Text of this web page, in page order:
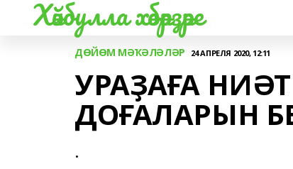
Хәйбулла хәбәрҙәре
ДӨЙӨМ МӘҠӘЛӘЛӘР 24 АПРЕЛЯ 2020, 12:11
УРАҘАҒА
ДОҒАЛАРЫН
.